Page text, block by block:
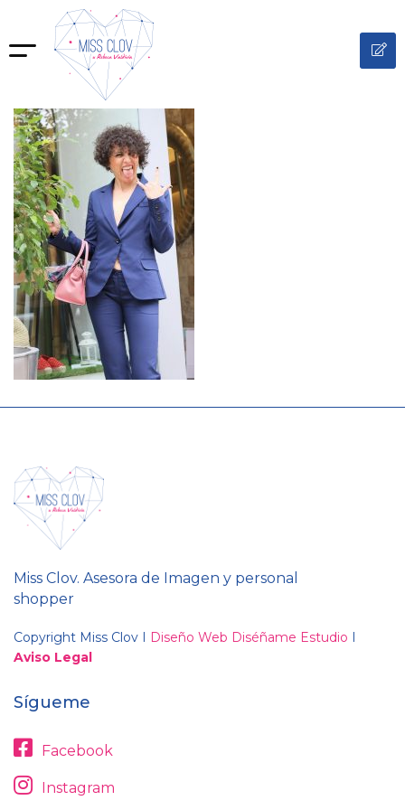
Miss Clov. Asesora de Imagen y personal
shopper
Copyright Miss Clov I Diseño Web Diséñame Estudio I
Aviso Legal
Sígueme
Facebook
Instagram